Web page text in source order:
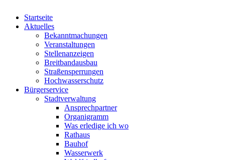
Startseite
Aktuelles
Bekanntmachungen
Veranstaltungen
Stellenanzeigen
Breitbandausbau
Straßensperrungen
Hochwasserschutz
Bürgerservice
Stadtverwaltung
Ansprechpartner
Organigramm
Was erledige ich wo
Rathaus
Bauhof
Wasserwerk